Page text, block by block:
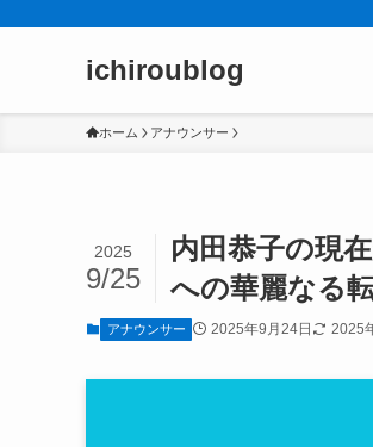
ichiroublog
ホーム アナウンサー
内田恭子の現
への華麗なる転
2025
9/25
アナウンサー 2025年9月24日 2025